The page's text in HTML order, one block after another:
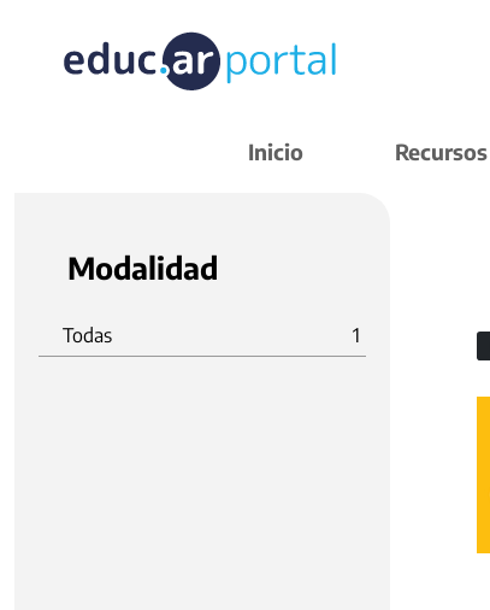
Inicio Recursos
Modalidad
Todas 1